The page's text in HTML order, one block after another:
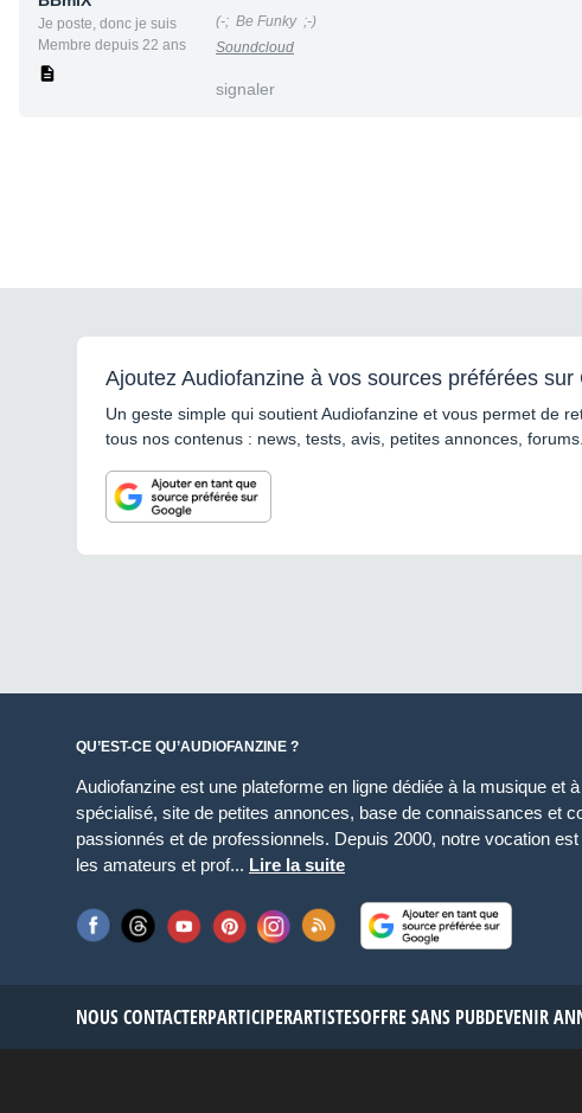
Je poste, donc je suis
Membre depuis 22 ans
(-; Be Funky ;-)
Soundcloud
signaler
Ajoutez Audiofanzine à vos sources préférées sur
Un geste simple qui soutient Audiofanzine et vous permet de
tous nos contenus : news, tests, avis, petites annonces,
QU’EST-CE QU’AUDIOFANZINE ?
Audiofanzine est une plateforme en ligne dédiée à la musique et
spécialisé, site de petites annonces, base de connaissances et
passionnés et de professionnels. Depuis 2000, notre vocation
les amateurs et prof... Lire la suite
NOUS CONTACTERPARTICIPERARTISTESOFFRE SANS PUBDEVENIR